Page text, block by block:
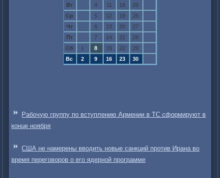
Вт
4 11 18
25
Ср
5 12 19
26
Чт
6 13 20
27
Пт
7 14 21
28
Сб
1 8 15 22
29
Вс
2 9 16 23 30
Рабочую группу по вступлению Армении в ТC сформируют в
конце ноября
США не намерены вводить новые санкций против Ирана во
время переговоров о его ядерной программе